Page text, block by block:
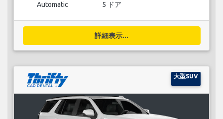
Automatic 5 ドア
詳細表示...
大型SUV